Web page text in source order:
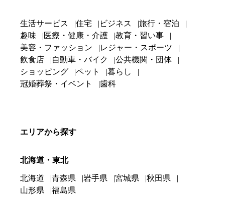
生活サービス 住宅 ビジネス
旅行・宿泊
趣味
医療・健康・介護
教育・習い事
美容・ファッション
レジャー・スポーツ
飲食店
自動車・バイク
公共機関・団体
ショッピング
ペット
暮らし
冠婚葬祭・イベント
歯科
エリアから探す
北海道・東北
北海道 青森県 岩手県 宮城県
秋田県
山形県
福島県